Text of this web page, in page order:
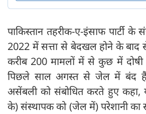
पाकिस्तान तहरीक-ए-इंसाफ पार्टी के
2022 में सत्ता से बेदखल होने के बाद
करीब 200 मामलों में से कुछ में दोषी
पिछले साल अगस्त से जेल में बंद
असेंबली को संबोधित करते हुए कहा,
के) संस्थापक को (जेल में) परेशानी का